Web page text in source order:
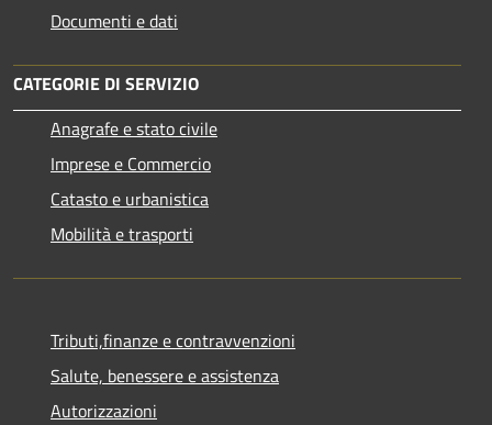
Documenti e dati
CATEGORIE DI SERVIZIO
Anagrafe e stato civile
Imprese e Commercio
Catasto e urbanistica
Mobilità e trasporti
Tributi,finanze e contravvenzioni
Salute, benessere e assistenza
Autorizzazioni